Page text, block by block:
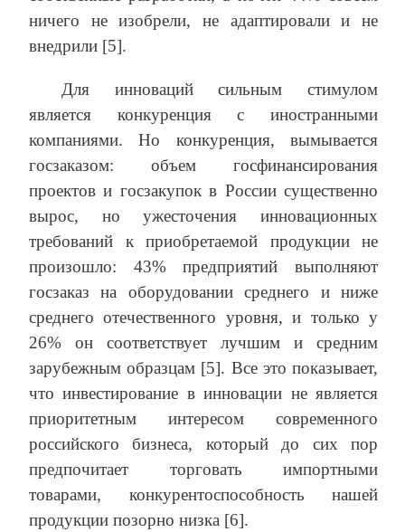
ничего не изобрели, не адаптировали и не
внедрили [5].
Для инноваций сильным стимулом
является конкуренция с иностранными
компаниями. Но конкуренция, вымывается
госзаказом: объем госфинансирования
проектов и госзакупок в России существенно
вырос, но ужесточения инновационных
требований к приобретаемой продукции не
произошло: 43% предприятий выполняют
госзаказ на оборудовании среднего и ниже
среднего отечественного уровня, и только у
26% он соответствует лучшим и средним
зарубежным образцам [5]. Все это показывает,
что инвестирование в инновации не является
приоритетным интересом современного
российского бизнеса, который до сих пор
предпочитает торговать импортными
товарами, конкурентоспособность нашей
продукции позорно низка [6].